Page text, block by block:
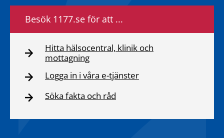
Besök 1177.se för att ...
Hitta hälsocentral, klinik och
mottagning
Logga in i våra e-tjänster
Söka fakta och råd